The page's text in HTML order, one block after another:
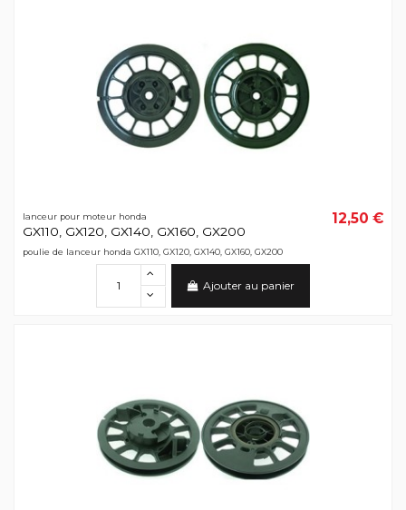
lanceur pour moteur honda
GX110, GX120, GX140, GX160, GX200
12,50 €
poulie de lanceur honda GX110, GX120, GX140, GX160, GX200
Ajouter au panier